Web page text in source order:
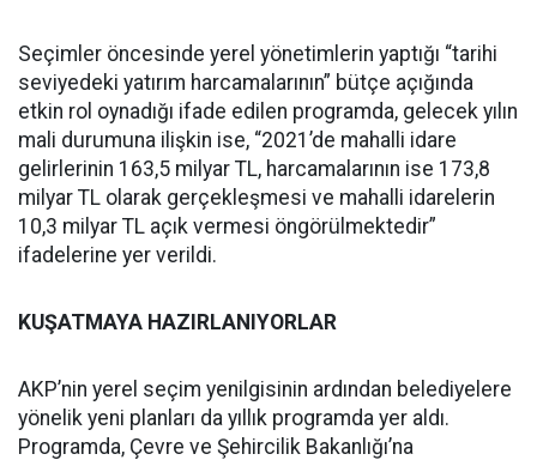
Seçimler öncesinde yerel yönetimlerin yaptığı “tarihi
seviyedeki yatırım harcamalarının” bütçe açığında
etkin rol oynadığı ifade edilen programda, gelecek yılın
mali durumuna ilişkin ise, “2021’de mahalli idare
gelirlerinin 163,5 milyar TL, harcamalarının ise 173,8
milyar TL olarak gerçekleşmesi ve mahalli idarelerin
10,3 milyar TL açık vermesi öngörülmektedir”
ifadelerine yer verildi.
KUŞATMAYA HAZIRLANIYORLAR
AKP’nin yerel seçim yenilgisinin ardından belediyelere
yönelik yeni planları da yıllık programda yer aldı.
Programda, Çevre ve Şehircilik Bakanlığı’na